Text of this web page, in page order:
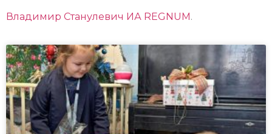
Владимир Станулевич ИА REGNUM.